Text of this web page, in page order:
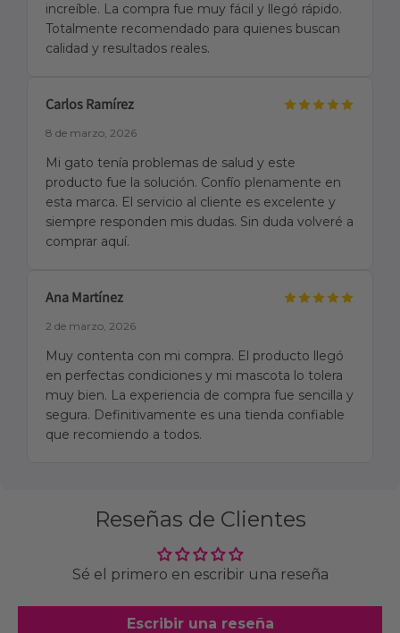
increíble. La compra fue muy fácil y llegó rápido.
Totalmente recomendado para quienes buscan
calidad y resultados reales.
Carlos Ramírez
8 de marzo, 2026
Mi gato tenía problemas de salud y este
producto fue la solución. Confío plenamente en
esta marca. El servicio al cliente es excelente y
siempre responden mis dudas. Sin duda volveré a
comprar aquí.
Ana Martínez
2 de marzo, 2026
Muy contenta con mi compra. El producto llegó
en perfectas condiciones y mi mascota lo tolera
muy bien. La experiencia de compra fue sencilla y
segura. Definitivamente es una tienda confiable
que recomiendo a todos.
Reseñas de Clientes
Sé el primero en escribir una reseña
Escribir una reseña